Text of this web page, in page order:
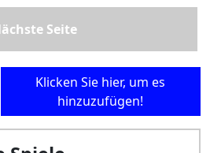
Seite
Klicken Sie hier, um es
hinzuzufügen!